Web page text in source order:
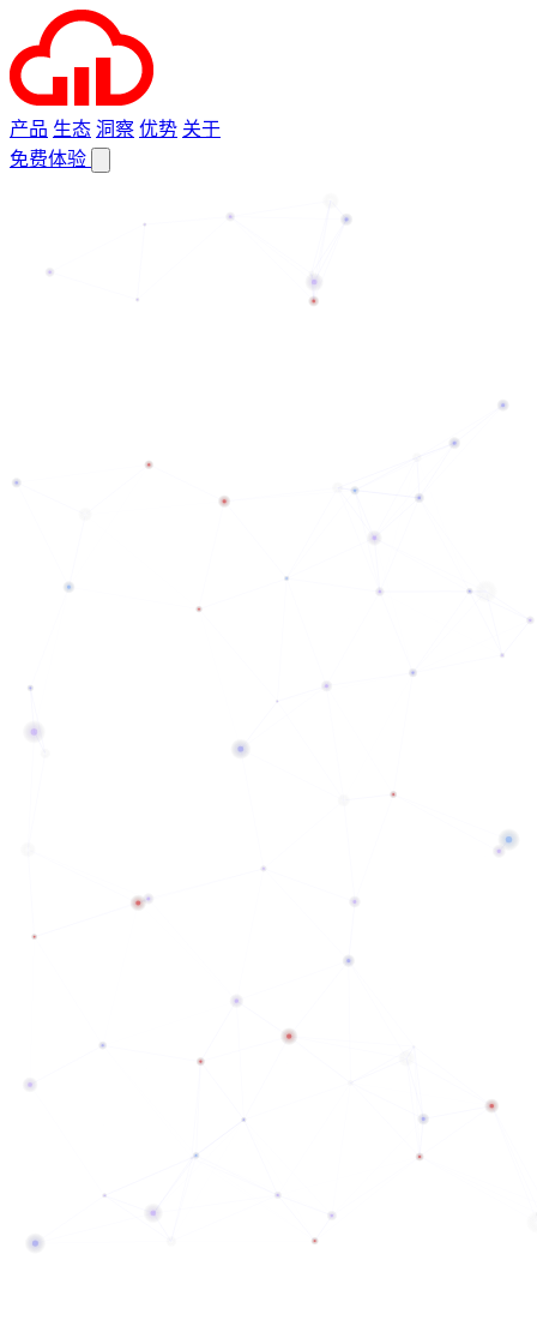
产品 生态 洞察 优势 关于
免费体验